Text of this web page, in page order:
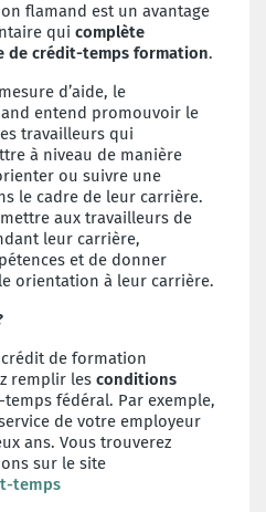
flamand est un avantage
qui complète
de crédit-temps formation.
d’aide, le
entend promouvoir le
travailleurs qui
à niveau de manière
ou suivre une
le cadre de leur carrière.
aux travailleurs de
leur carrière,
et de donner
orientation à leur carrière.
de formation
remplir les conditions
fédéral. Par exemple,
de votre employeur
ans. Vous trouverez
sur le site
temps